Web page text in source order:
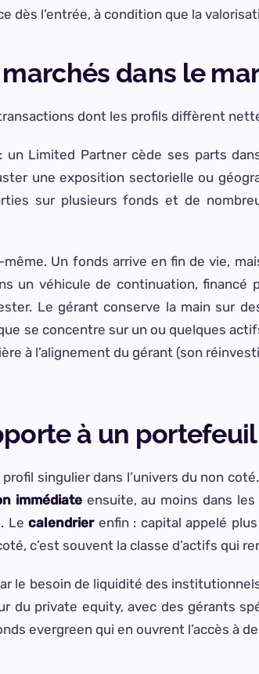
dès l’entrée, à condition que la
dans le
dont les profils diffèrent
un Limited Partner cède ses parts
une exposition sectorielle ou
sur plusieurs fonds et de
Un fonds arrive en fin de vie,
un véhicule de continuation,
Le gérant conserve la main sur
se concentre sur un ou quelques
à l’alignement du gérant (son
à un
singulier dans l’univers du non
immédiate ensuite, au moins dans
Lecalendrierenfin : capital appelé
c’est souvent la classe d’actifs qui
le besoin de liquidité des
du private equity, avec des gérants
evergreen qui en ouvrent l’accès à